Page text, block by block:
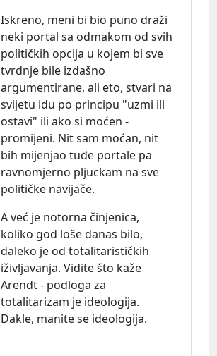
Iskreno, meni bi bio puno draži
neki portal sa odmakom od svih
političkih opcija u kojem bi sve
tvrdnje bile izdašno
argumentirane, ali eto, stvari na
svijetu idu po principu "uzmi ili
ostavi" ili ako si moćen -
promijeni. Nit sam moćan, nit
bih mijenjao tuđe portale pa
ravnomjerno pljuckam na sve
političke navijače.
A već je notorna činjenica,
koliko god loše danas bilo,
daleko je od totalitarističkih
iživljavanja. Vidite što kaže
Arendt - podloga za
totalitarizam je ideologija.
Dakle, manite se ideologija.